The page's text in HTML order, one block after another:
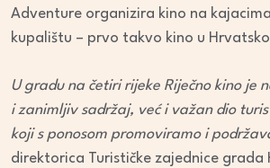
Adventure organizira kino na
kupalištu – prvo takvo kino u Hrvatsko
U gradu na četiri rijeke Riječno kino je
i zanimljiv sadržaj, već i važan dio
koji s ponosom promoviramo i
direktorica Turističke zajednice grada